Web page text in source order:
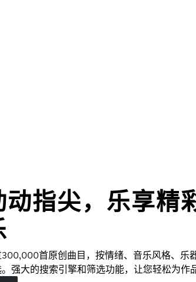
动指尖，乐享精
首原创曲目，按情绪、音乐风格、乐
强大的搜索引擎和筛选功能，让您轻松为作